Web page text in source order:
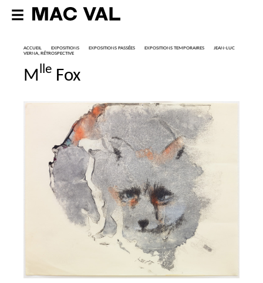
ACCUEIL EXPOSITIONS EXPOSITIONS PASSÉES EXPOSITIONS TEMPORAIRES
JEAN-LUC
VERNA, RÉTROSPECTIVE
Mlle Fox